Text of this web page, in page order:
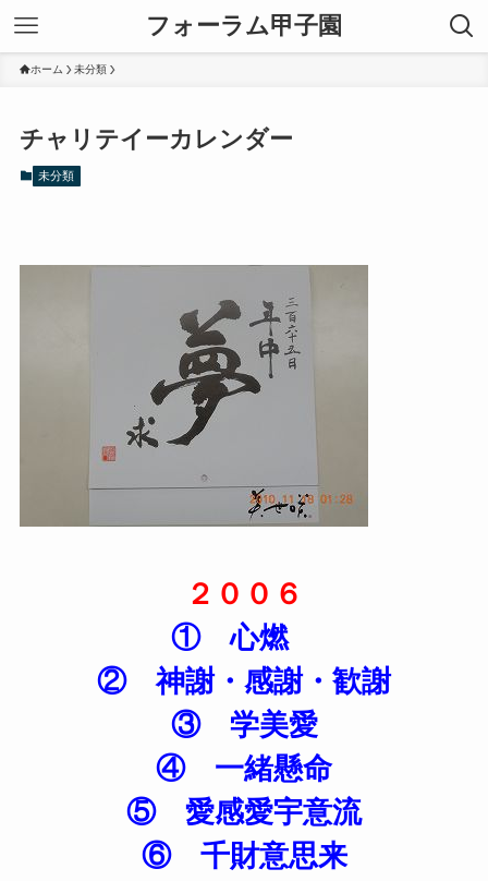
フォーラム甲子園
ホーム 未分類
チャリテイーカレンダー
未分類
２００６
① 心燃
② 神謝・感謝・歓謝
③ 学美愛
④ 一緒懸命
⑤ 愛感愛宇意流
⑥ 千財意思来